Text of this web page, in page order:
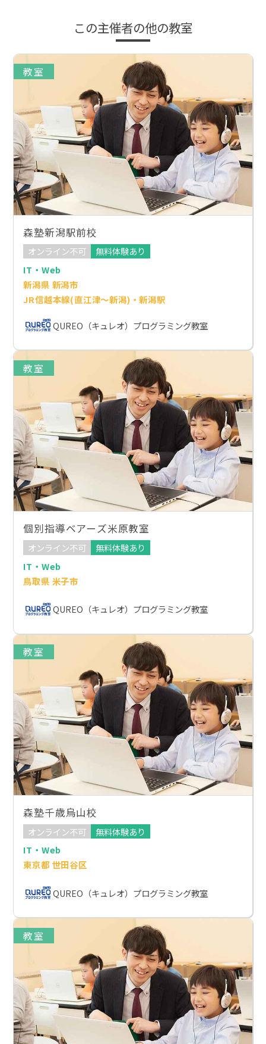
この主催者の他の教室
教室
森塾新潟駅前校
オンライン不可
無料体験あり
IT・Web
新潟県 新潟市
JR信越本線(直江津～新潟)・新潟駅
QUREO（キュレオ）プログラミング教室
教室
個別指導ベアーズ米原教室
オンライン不可
無料体験あり
IT・Web
鳥取県 米子市
QUREO（キュレオ）プログラミング教室
教室
森塾千歳烏山校
オンライン不可
無料体験あり
IT・Web
東京都 世田谷区
QUREO（キュレオ）プログラミング教室
教室